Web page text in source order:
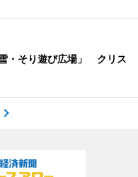
・そり遊び広場」 クリス